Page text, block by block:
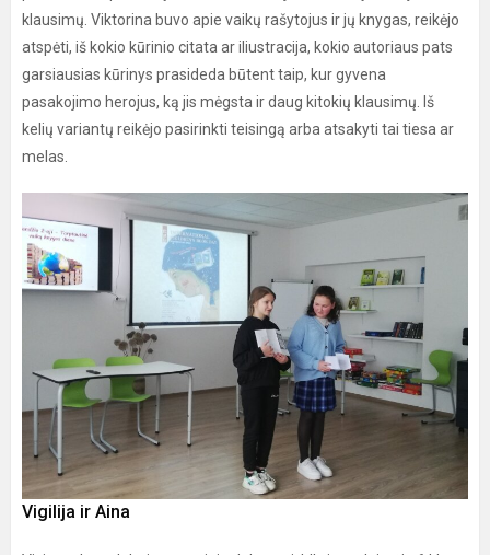
klausimų. Viktorina buvo apie vaikų rašytojus ir jų knygas, reikėjo
atspėti, iš kokio kūrinio citata ar iliustracija, kokio autoriaus pats
garsiausias kūrinys prasideda būtent taip, kur gyvena
pasakojimo herojus, ką jis mėgsta ir daug kitokių klausimų. Iš
kelių variantų reikėjo pasirinkti teisingą arba atsakyti tai tiesa ar
melas.
Vigilija ir Aina